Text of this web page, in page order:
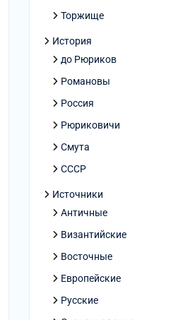
Торжище
История
до Рюриков
Романовы
Россия
Рюриковичи
Смута
СССР
Источники
Античные
Византийские
Восточные
Европейские
Русские